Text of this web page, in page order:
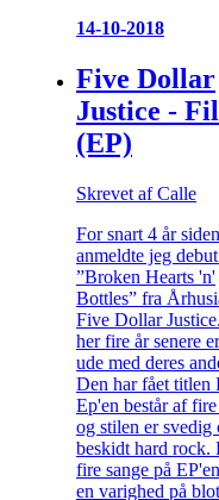
14-10-2018
Five Dollar
Justice -
(EP)
Skrevet af Calle
For snart 4 år siden
anmeldte jeg
”Broken Hearts 'n'
Bottles” fra
Five Dollar
her fire år senere
ude med deres
Den har fået titlen
Ep'en består af fire
og stilen er svedig
beskidt hard rock.
fire sange på
en varighed på